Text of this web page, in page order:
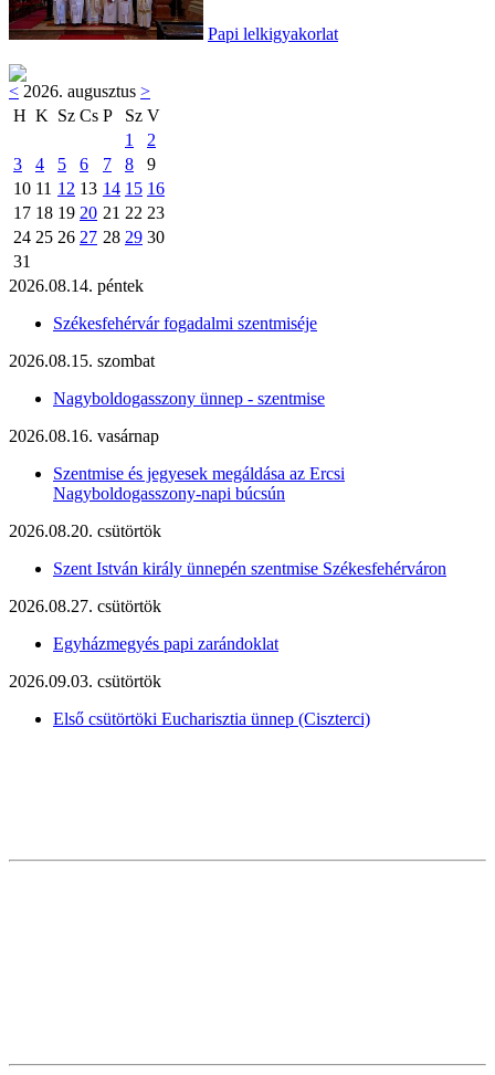
Papi lelkigyakorlat
< 2026. augusztus >
H K Sz Cs P Sz V
1
2
3
4 5 6 7 8
9
10 11 12 13 14 15 16
17 18 19 20 21 22 23
24 25 26 27 28 29 30
31
2026.08.14. péntek
Székesfehérvár fogadalmi szentmiséje
2026.08.15. szombat
Nagyboldogasszony ünnep - szentmise
2026.08.16. vasárnap
Szentmise és jegyesek megáldása az Ercsi
Nagyboldogasszony-napi búcsún
2026.08.20. csütörtök
Szent István király ünnepén szentmise Székesfehérváron
2026.08.27. csütörtök
Egyházmegyés papi zarándoklat
2026.09.03. csütörtök
Első csütörtöki Eucharisztia ünnep (Ciszterci)